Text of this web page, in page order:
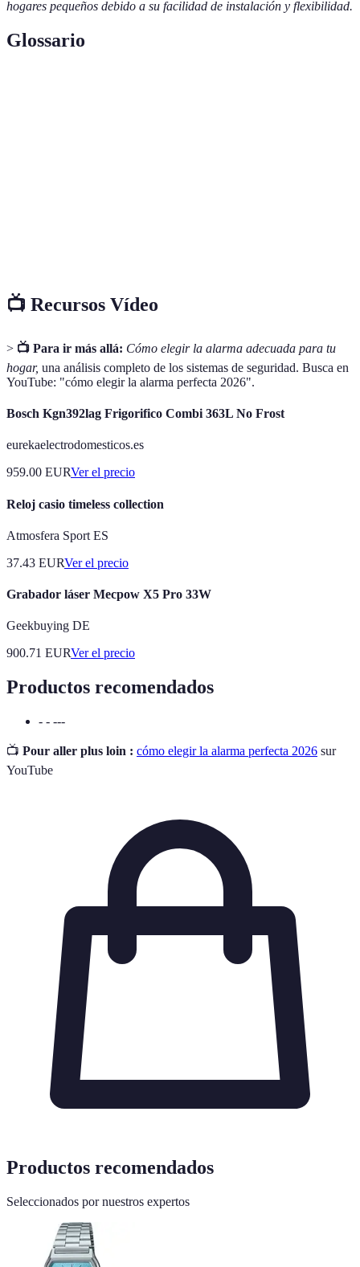
hogares pequeños debido a su facilidad de instalación y flexibilidad.
Glossario
📺 Recursos Vídeo
> 📺 Para ir más allá: Cómo elegir la alarma adecuada para tu
hogar, una análisis completo de los sistemas de seguridad. Busca en
YouTube: "cómo elegir la alarma perfecta 2026".
Bosch Kgn392lag Frigorifico Combi 363L No Frost
eurekaelectrodomesticos.es
959.00 EURVer el precio
Reloj casio timeless collection
Atmosfera Sport ES
37.43 EURVer el precio
Grabador láser Mecpow X5 Pro 33W
Geekbuying DE
900.71 EURVer el precio
Productos recomendados
- - ---
📺 Pour aller plus loin : cómo elegir la alarma perfecta 2026 sur
YouTube
Productos recomendados
Seleccionados por nuestros expertos